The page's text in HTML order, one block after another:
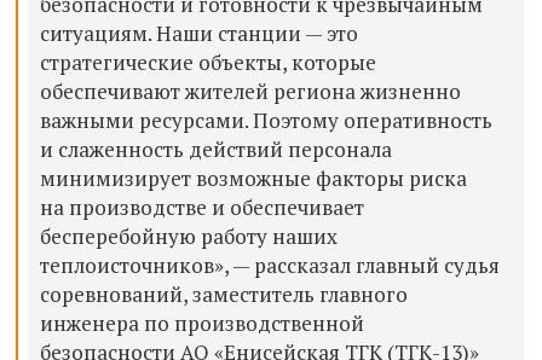
ситуациям. Наши станции — это
стратегические объекты, которые
обеспечивают жителей региона жизненно
важными ресурсами. Поэтому оперативность
и слаженность действий персонала
минимизирует возможные факторы риска
на производстве и обеспечивает
бесперебойную работу наших
теплоисточников», — рассказал главный судья
соревнований, заместитель главного
инженера по производственной
безопасности АО «Енисейская ТГК (ТГК-13)»